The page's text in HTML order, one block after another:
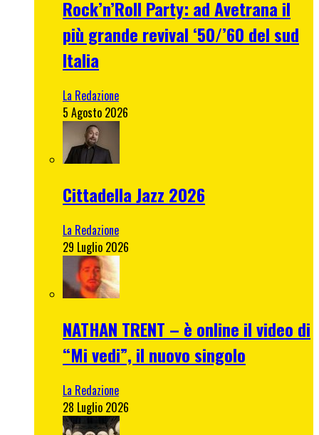
Rock’n’Roll Party: ad Avetrana il
più grande revival ‘50/’60 del sud
Italia
La Redazione
5 Agosto 2026
Cittadella Jazz 2026
La Redazione
29 Luglio 2026
NATHAN TRENT – è online il video di
“Mi vedi”, il nuovo singolo
La Redazione
28 Luglio 2026